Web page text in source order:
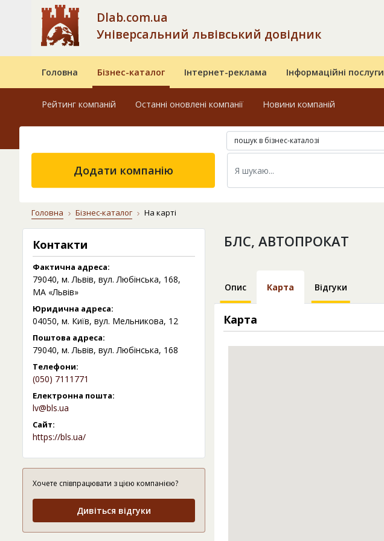
Dlab.com.ua
Універсальний львівський довідник
Головна Бізнес-каталог Інтернет-реклама Інформаційні послуги
Рейтинг компаній Останні оновлені компанії Новини компаній
пошук в бізнес-каталозі
Додати компанію
Головна Бізнес-каталог На карті
Контакти
Фактична адреса:
79040, м. Львів, вул. Любінська, 168,
МА «Львів»
Юридична адреса:
04050, м. Київ, вул. Мельникова, 12
Поштова адреса:
79040, м. Львів, вул. Любінська, 168
Телефони:
(050) 7111771
Електронна пошта:
lv@bls.ua
Сайт:
https://bls.ua/
Хочете співпрацювати з цією компанією?
Дивіться відгуки
БЛС, АВТОПРОКАТ
Опис Карта Відгуки
Карта